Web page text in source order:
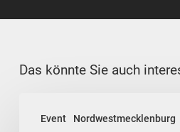
Das könnte Sie auch
Event
Nordwestmecklenburg